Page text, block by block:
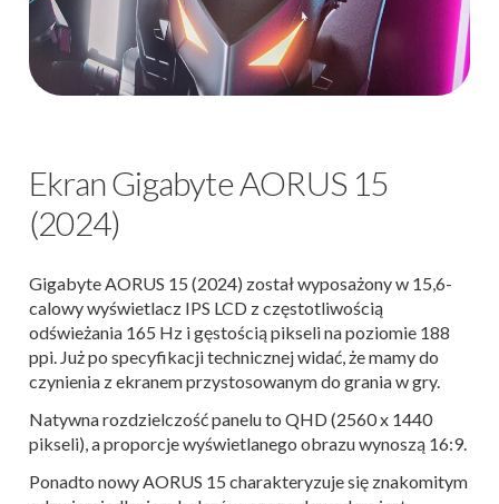
Ekran Gigabyte AORUS 15
(2024)
Gigabyte AORUS 15 (2024) został wyposażony w 15,6-
calowy wyświetlacz IPS LCD z częstotliwością
odświeżania 165 Hz i gęstością pikseli na poziomie 188
ppi. Już po specyfikacji technicznej widać, że mamy do
czynienia z ekranem przystosowanym do grania w gry.
Natywna rozdzielczość panelu to QHD (2560 x 1440
pikseli), a proporcje wyświetlanego obrazu wynoszą 16:9.
Ponadto nowy AORUS 15 charakteryzuje się znakomitym